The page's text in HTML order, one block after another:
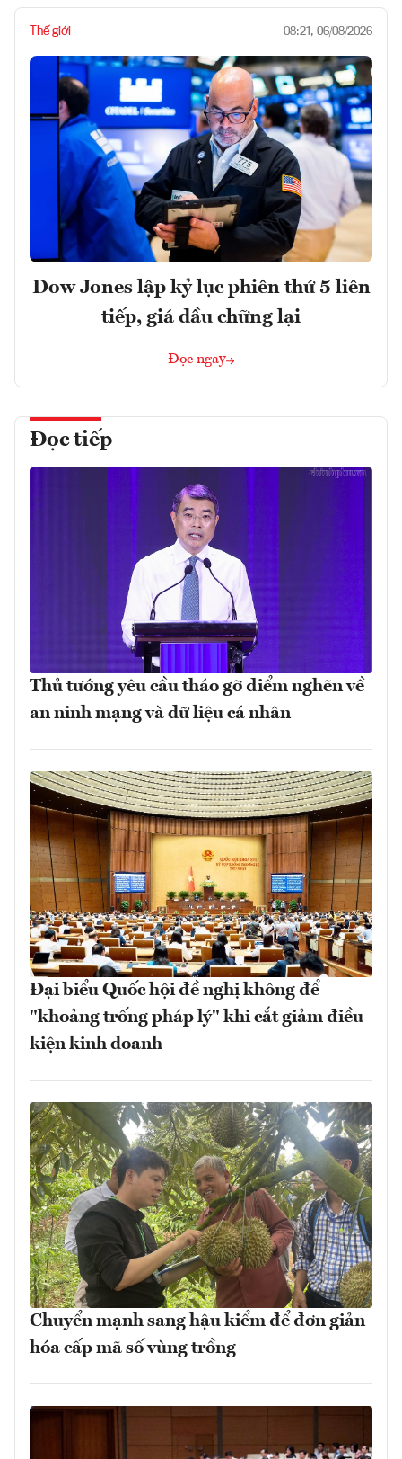
Thế giới 08:21, 06/08/2026
Dow Jones lập kỷ lục phiên thứ 5 liên
tiếp, giá dầu chững lại
Đọc ngay
Đọc tiếp
Thủ tướng yêu cầu tháo gỡ điểm nghẽn về
an ninh mạng và dữ liệu cá nhân
Đại biểu Quốc hội đề nghị không để
"khoảng trống pháp lý" khi cắt giảm điều
kiện kinh doanh
Chuyển mạnh sang hậu kiểm để đơn giản
hóa cấp mã số vùng trồng